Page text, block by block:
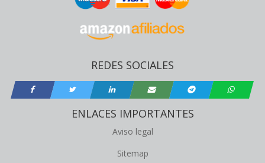
REDES SOCIALES
ENLACES IMPORTANTES
Aviso legal
Sitemap